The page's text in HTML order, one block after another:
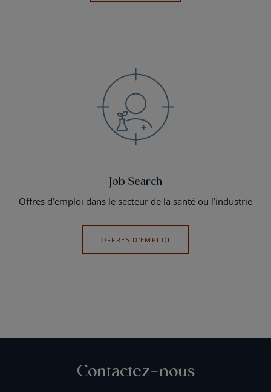
Job Search
Offres d’emploi dans le secteur de la santé ou l’industrie
OFFRES D'EMPLOI
Contactez-nous